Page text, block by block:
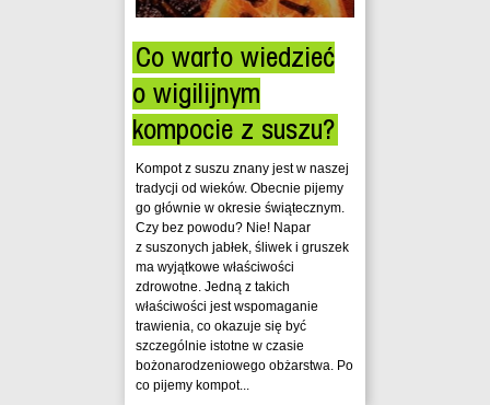
Co warto wiedzieć
o wigilijnym
kompocie z suszu?
Kompot z suszu znany jest w naszej
tradycji od wieków. Obecnie pijemy
go głównie w okresie świątecznym.
Czy bez powodu? Nie! Napar
z suszonych jabłek, śliwek i gruszek
ma wyjątkowe właściwości
zdrowotne. Jedną z takich
właściwości jest wspomaganie
trawienia, co okazuje się być
szczególnie istotne w czasie
bożonarodzeniowego obżarstwa. Po
co pijemy kompot...